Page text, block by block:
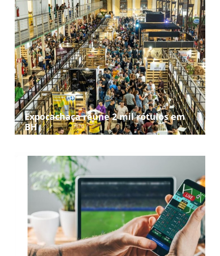
Expocachaça reúne 2 mil rótulos em
BH